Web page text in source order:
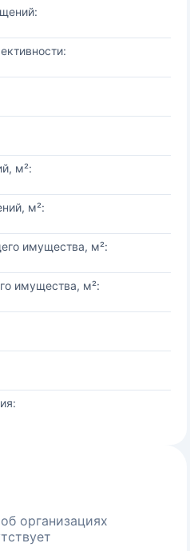
м²:
м²:
имущества, м²:
имущества, м²:
организациях